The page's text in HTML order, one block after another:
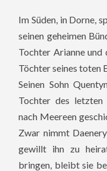
Im Süden, in Dorne,
seinen geheimen
Tochter Arianne und
Töchter seines toten
Seinen Sohn
Tochter des letzten
nach Meereen
Zwar nimmt
gewillt ihn zu
bringen, bleibt sie